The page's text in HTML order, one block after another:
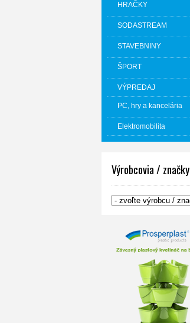
HRAČKY
SODASTREAM
STAVEBNINY
ŠPORT
VÝPREDAJ
PC, hry a kancelária
Elektromobilita
Výrobcovia / značky